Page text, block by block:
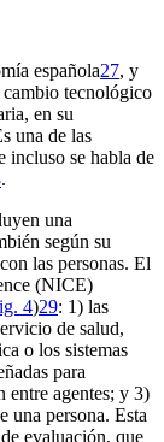
española27, y
tecnológico
en su
una de las
incluso se habla de
.
una
según su
las personas. El
(NICE)
4)29: 1) las
de salud,
o los sistemas
para
agentes; y 3)
una persona. Esta
evaluación, que